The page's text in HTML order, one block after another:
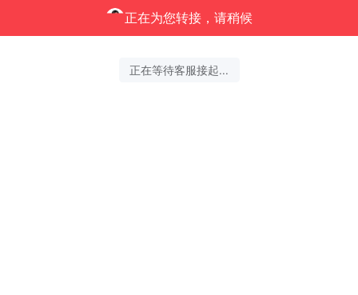
正在为您转接，请稍候
正在等待客服接起...